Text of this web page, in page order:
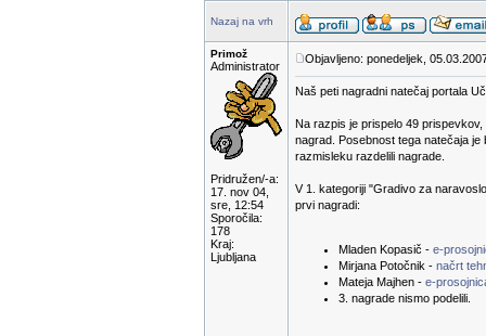
Nazaj na vrh
Primož
Administrator
Pridružen/-a:
17. nov 04,
sre, 12:54
Sporočila:
178
Kraj:
Ljubljana
Objavljeno: ponedeljek,
Naš peti nagradni natečaj portala
Na razpis je prispelo 49
nagrad. Posebnost tega natečaja
razmisleku razdelili nagrade.
V 1. kategoriji "Gradivo za
prvi nagradi:
Mladen Kopasič - e-
Mirjana Potočnik - načrt
Mateja Majhen - e-
3. nagrade nismo podelili.